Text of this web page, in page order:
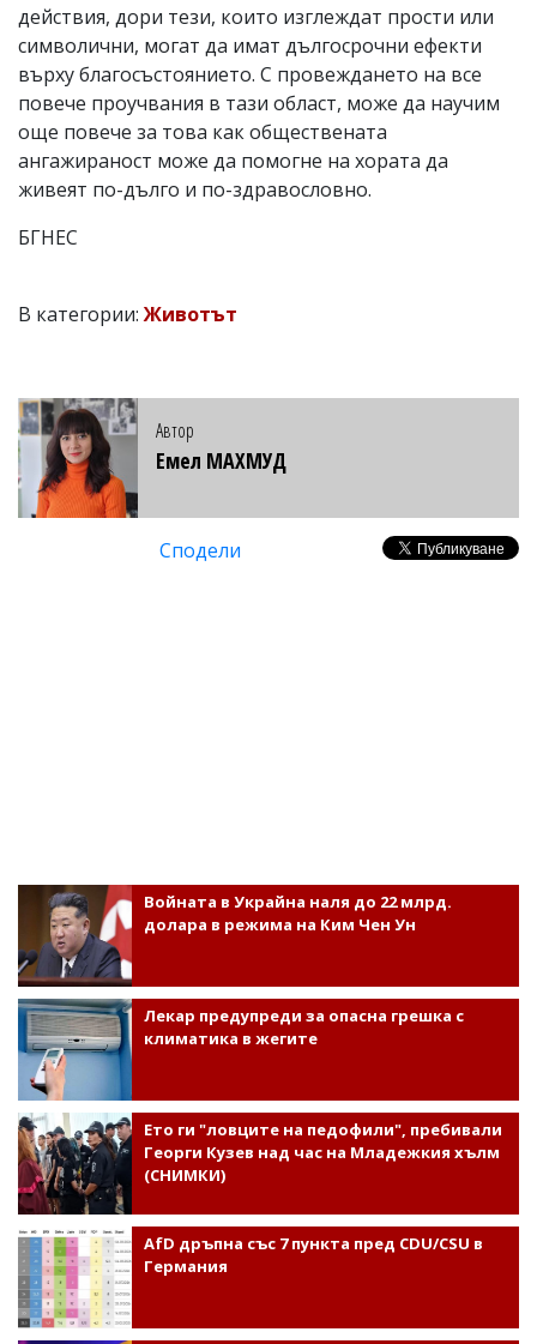
действия, дори тези, които изглеждат прости или
символични, могат да имат дългосрочни ефекти
върху благосъстоянието. С провеждането на все
повече проучвания в тази област, може да научим
още повече за това как обществената
ангажираност може да помогне на хората да
живеят по-дълго и по-здравословно.
БГНЕС
В категории:Животът
Автор
Емел МАХМУД
Сподели
Войната в Украйна наля до 22 млрд.
долара в режима на Ким Чен Ун
Лекар предупреди за опасна грешка с
климатика в жегите
Ето ги "ловците на педофили", пребивали
Георги Кузев над час на Младежкия хълм
(СНИМКИ)
AfD дръпна със 7 пункта пред CDU/CSU в
Германия